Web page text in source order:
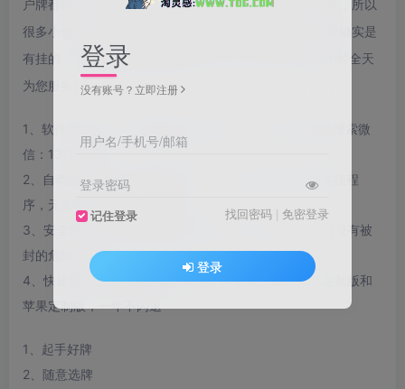
户牌都特别好，总是好牌，而且好像能看到别人的牌一样，所以
很多小伙伴就怀疑这款游戏是不是有挂，实际上这款游戏确实是
有挂的，了解辅助请加微信客服【1319459】(我们24小时全天
为您服务)
1、软件助手是一款功能更加强大的软件！无需打开直接搜索微
信：1319459
2、自动连接，用户只要开启软件，就会全程后台自动连接程
序，无需用户时时盯着软件。
3、安全保障，使用这款软件的用户可以非常安心，绝对没有被
封的危险存在。
4、快速稳定，使用这款软件的用户肯定是土豪。安卓定制版和
苹果定制版，一年不闪退
1、起手好牌
2、随意选牌
登录
没有账号？立即注册
用户名/手机号/邮箱
登录密码
记住登录 找回密码 | 免密登录
登录